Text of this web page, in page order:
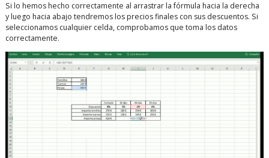
Si lo hemos hecho correctamente al arrastrar la fórmula hacia la derecha
y luego hacia abajo tendremos los precios finales con sus descuentos. Si
seleccionamos cualquier celda, comprobamos que toma los datos
correctamente.